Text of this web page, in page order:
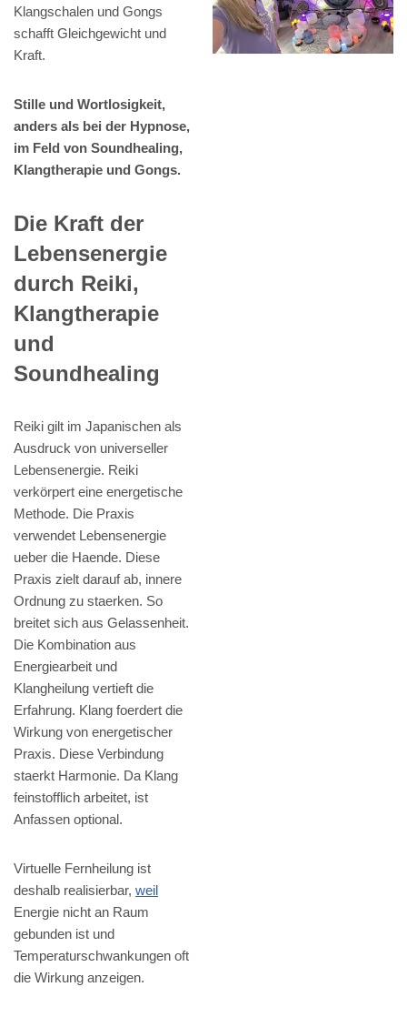
Klangschalen und Gongs
schafft Gleichgewicht und
Kraft.
Stille und Wortlosigkeit,
anders als bei der Hypnose,
im Feld von Soundhealing,
Klangtherapie und Gongs.
Die Kraft der
Lebensenergie
durch Reiki,
Klangtherapie
und
Soundhealing
Reiki gilt im Japanischen als
Ausdruck von universeller
Lebensenergie. Reiki
verkörpert eine energetische
Methode. Die Praxis
verwendet Lebensenergie
ueber die Haende. Diese
Praxis zielt darauf ab, innere
Ordnung zu staerken. So
breitet sich aus Gelassenheit.
Die Kombination aus
Energiearbeit und
Klangheilung vertieft die
Erfahrung. Klang foerdert die
Wirkung von energetischer
Praxis. Diese Verbindung
staerkt Harmonie. Da Klang
feinstofflich arbeitet, ist
Anfassen optional.
Virtuelle Fernheilung ist
deshalb realisierbar, weil
Energie nicht an Raum
gebunden ist und
Temperaturschwankungen oft
die Wirkung anzeigen.